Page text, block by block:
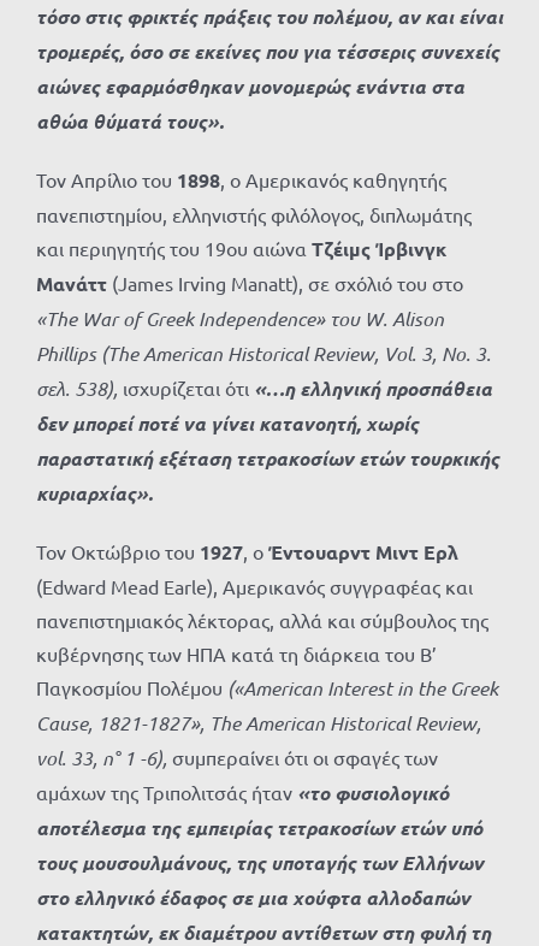
τόσο στις φρικτές πράξεις του πολέμου, αν και είναι
τρομερές, όσο σε εκείνες που για τέσσερις συνεχείς
αιώνες εφαρμόσθηκαν μονομερώς ενάντια στα
αθώα θύματά τους».
Τον Απρίλιο του 1898, ο Αμερικανός καθηγητής
πανεπιστημίου, ελληνιστής φιλόλογος, διπλωμάτης
και περιηγητής του 19ου αιώνα Τζέιμς Ίρβινγκ
Μανάττ (James Irving Manatt), σε σχόλιό του στο
«The War of Greek Independence» του W. Alison
Phillips (The American Historical Review, Vol. 3, No. 3.
σελ. 538), ισχυρίζεται ότι «…η ελληνική προσπάθεια
δεν μπορεί ποτέ να γίνει κατανοητή, χωρίς
παραστατική εξέταση τετρακοσίων ετών τουρκικής
κυριαρχίας».
Τον Οκτώβριο του 1927, ο Έντουαρντ Μιντ Ερλ
(Edward Mead Earle), Αμερικανός συγγραφέας και
πανεπιστημιακός λέκτορας, αλλά και σύμβουλος της
κυβέρνησης των ΗΠΑ κατά τη διάρκεια του Β’
Παγκοσμίου Πολέμου («American Interest in the Greek
Cause, 1821-1827», TheAmerican Historical Review,
vol. 33, n° 1 -6), συμπεραίνει ότι οι σφαγές των
αμάχων της Τριπολιτσάς ήταν «το φυσιολογικό
αποτέλεσμα της εμπειρίας τετρακοσίων ετών υπό
τους μουσουλμάνους, της υποταγής των Ελλήνων
στο ελληνικό έδαφος σε μια χούφτα αλλοδαπών
κατακτητών, εκ διαμέτρου αντίθετων στη φυλή τη